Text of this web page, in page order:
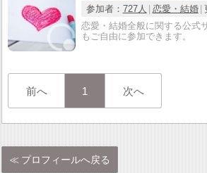
参加者： 727人 恋愛・結婚
恋愛・結婚全般に関する公式
もご自由に参加できます。
前へ 1 次へ
プロフィールへ戻る